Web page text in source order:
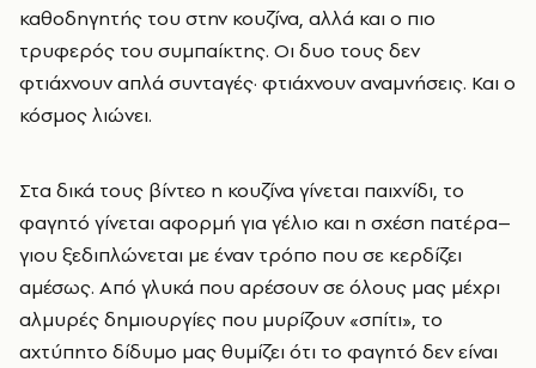
καθοδηγητής του στην κουζίνα, αλλά και ο πιο
τρυφερός του συμπαίκτης. Οι δυο τους δεν
φτιάχνουν απλά συνταγές· φτιάχνουν αναμνήσεις. Και ο
κόσμος λιώνει.
Στα δικά τους βίντεο η κουζίνα γίνεται παιχνίδι, το
φαγητό γίνεται αφορμή για γέλιο και η σχέση πατέρα–
γιου ξεδιπλώνεται με έναν τρόπο που σε κερδίζει
αμέσως. Από γλυκά που αρέσουν σε όλους μας μέχρι
αλμυρές δημιουργίες που μυρίζουν «σπίτι», το
αχτύπητο δίδυμο μας θυμίζει ότι το φαγητό δεν είναι